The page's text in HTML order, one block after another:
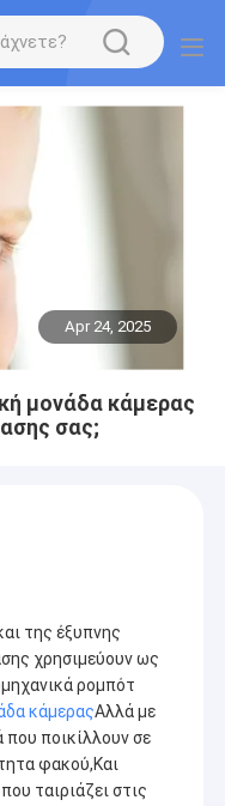
Apr 24, 2025
μονάδα κάμερας
σας;
της έξυπνης
χρησιμεύουν ως
ρομπότ
κάμεραςΑλλά με
που ποικίλλουν σε
φακού,Και
ταιριάζει στις